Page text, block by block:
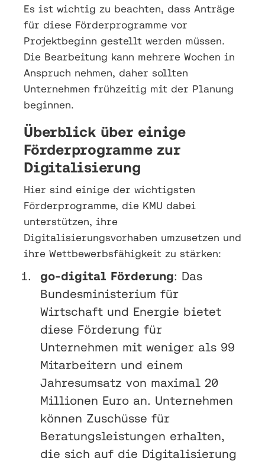
Es ist wichtig zu beachten, dass Anträge
für diese Förderprogramme vor
Projektbeginn gestellt werden müssen.
Die Bearbeitung kann mehrere Wochen in
Anspruch nehmen, daher sollten
Unternehmen frühzeitig mit der Planung
beginnen.
Überblick über einige
Förderprogramme zur
Digitalisierung
Hier sind einige der wichtigsten
Förderprogramme, die KMU dabei
unterstützen, ihre
Digitalisierungsvorhaben umzusetzen und
ihre Wettbewerbsfähigkeit zu stärken:
go-digital Förderung: Das
Bundesministerium für
Wirtschaft und Energie bietet
diese Förderung für
Unternehmen mit weniger als 99
Mitarbeitern und einem
Jahresumsatz von maximal 20
Millionen Euro an. Unternehmen
können Zuschüsse für
Beratungsleistungen erhalten,
die sich auf die Digitalisierung